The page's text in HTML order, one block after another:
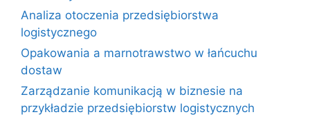
Analiza otoczenia przedsiębiorstwa
logistycznego
Opakowania a marnotrawstwo w łańcuchu
dostaw
Zarządzanie komunikacją w biznesie na
przykładzie przedsiębiorstw logistycznych